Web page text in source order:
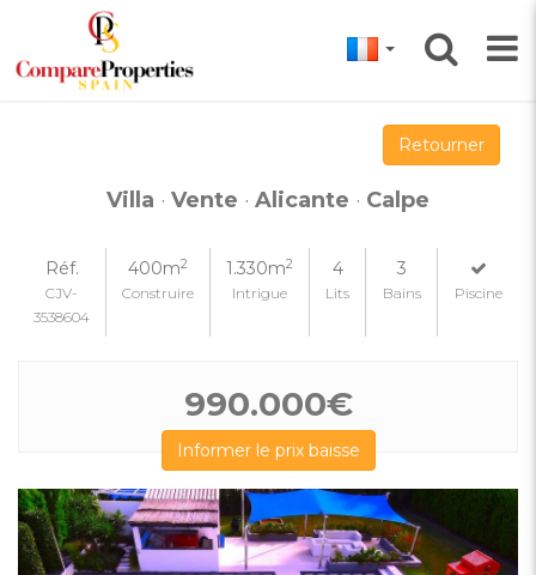
Retourner
Villa · Vente · Alicante · Calpe
Réf.
CJV-
3538604
400m2
Construire
1.330m2
Intrigue
4
Lits
3
Bains Piscine
990.000€
Informer le prix baisse